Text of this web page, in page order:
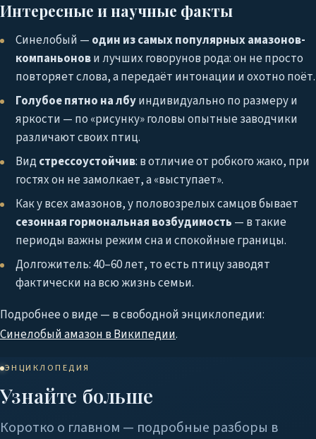
Интересные и научные факты
Синелобый — один из самых популярных амазонов-
компаньонови лучших говорунов рода: он не просто
повторяет слова, а передаёт интонации и охотно поёт.
Голубое пятно на лбуиндивидуально по размеру и
яркости — по «рисунку» головы опытные заводчики
различают своих птиц.
Видстрессоустойчив: в отличие от робкого жако, при
гостях он не замолкает, а «выступает».
Как у всех амазонов, у половозрелых самцов бывает
сезонная гормональная возбудимость — в такие
периоды важны режим сна и спокойные границы.
Долгожитель: 40–60 лет, то есть птицу заводят
фактически на всю жизнь семьи.
Подробнее о виде — в свободной энциклопедии:
Синелобый амазон в Википедии.
ЭНЦИКЛОПЕДИЯ
Узнайте больше
Коротко о главном — подробные разборы в